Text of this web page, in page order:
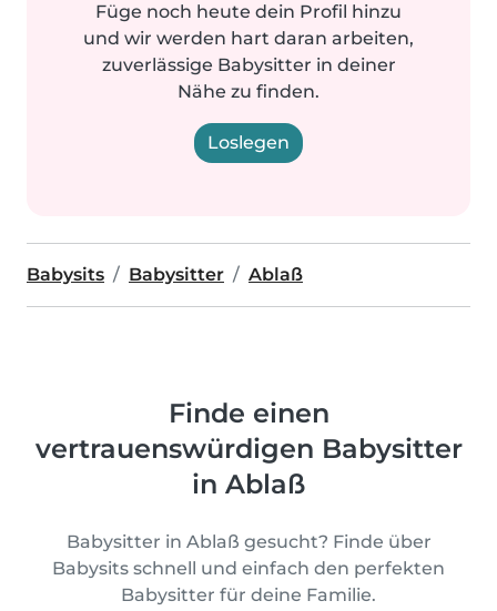
Füge noch heute dein Profil hinzu
und wir werden hart daran arbeiten,
zuverlässige Babysitter in deiner
Nähe zu finden.
Loslegen
Babysits Babysitter Ablaß
Finde einen
vertrauenswürdigen Babysitter
in Ablaß
Babysitter in Ablaß gesucht? Finde über
Babysits schnell und einfach den perfekten
Babysitter für deine Familie.